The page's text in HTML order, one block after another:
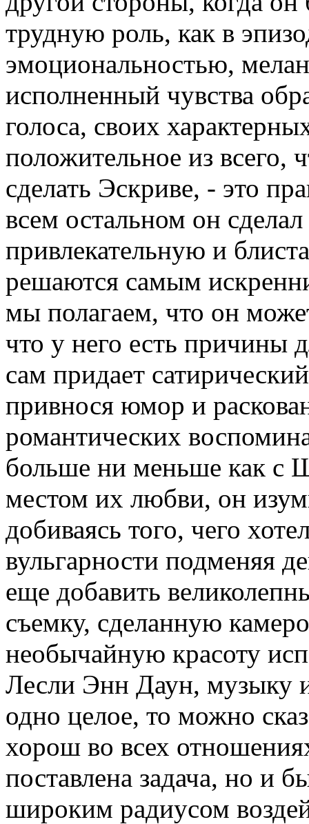
трудную роль, как в
эмоциональностью,
исполненный чувства
голоса, своих
положительное из всего,
сделать Эскриве, - это
всем остальном он
привлекательную и
решаются самым
мы полагаем, что он
что у него есть причины
сам придает
привнося юмор и
романтических
больше ни меньше как
местом их любви, он
добиваясь того, чего
вульгарности подменяя
еще добавить
съемку, сделанную
необычайную красоту
Лесли Энн Даун, музыку
одно целое, то можно
хорош во всех
поставлена задача, но и
широким радиусом